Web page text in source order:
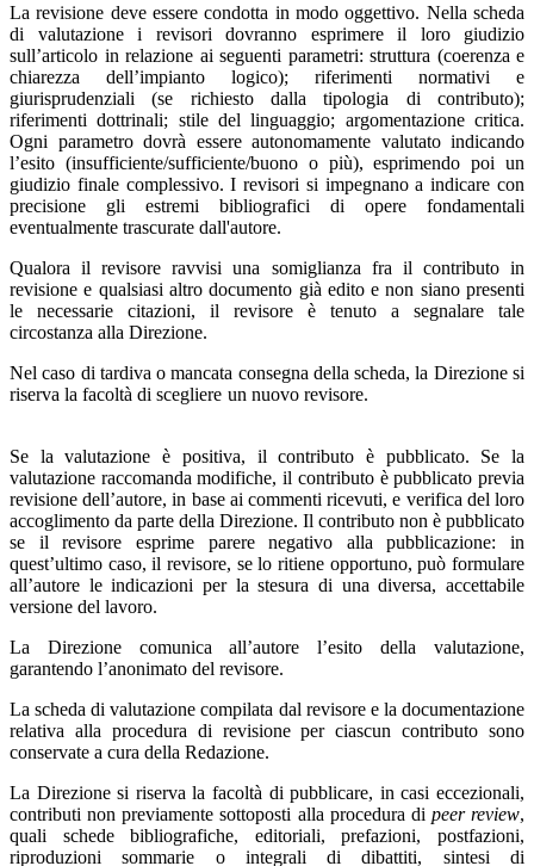
La revisione deve essere condotta in modo oggettivo. Nella scheda
di valutazione i revisori dovranno esprimere il loro giudizio
sull’articolo in relazione ai seguenti parametri: struttura (coerenza e
chiarezza dell’impianto logico); riferimenti normativi e
giurisprudenziali (se richiesto dalla tipologia di contributo);
riferimenti dottrinali; stile del linguaggio; argomentazione critica.
Ogni parametro dovrà essere autonomamente valutato indicando
l’esito (insufficiente/sufficiente/buono o più), esprimendo poi un
giudizio finale complessivo. I revisori si impegnano a indicare con
precisione gli estremi bibliografici di opere fondamentali
eventualmente trascurate dall'autore.
Qualora il revisore ravvisi una somiglianza fra il contributo in
revisione e qualsiasi altro documento già edito e non siano presenti
le necessarie citazioni, il revisore è tenuto a segnalare tale
circostanza alla Direzione.
Nel caso di tardiva o mancata consegna della scheda, la Direzione si
riserva la facoltà di scegliere un nuovo revisore.
Se la valutazione è positiva, il contributo è pubblicato. Se la
valutazione raccomanda modifiche, il contributo è pubblicato previa
revisione dell’autore, in base ai commenti ricevuti, e verifica del loro
accoglimento da parte della Direzione. Il contributo non è pubblicato
se il revisore esprime parere negativo alla pubblicazione: in
quest’ultimo caso, il revisore, se lo ritiene opportuno, può formulare
all’autore le indicazioni per la stesura di una diversa, accettabile
versione del lavoro.
La Direzione comunica all’autore l’esito della valutazione,
garantendo l’anonimato del revisore.
La scheda di valutazione compilata dal revisore e la documentazione
relativa alla procedura di revisione per ciascun contributo sono
conservate a cura della Redazione.
La Direzione si riserva la facoltà di pubblicare, in casi eccezionali,
contributi non previamente sottoposti alla procedura di peer review,
quali schede bibliografiche, editoriali, prefazioni, postfazioni,
riproduzioni sommarie o integrali di dibattiti, sintesi di